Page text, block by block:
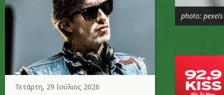
Τετάρτη, 29 Ιούλιος 2026
photo: pexels